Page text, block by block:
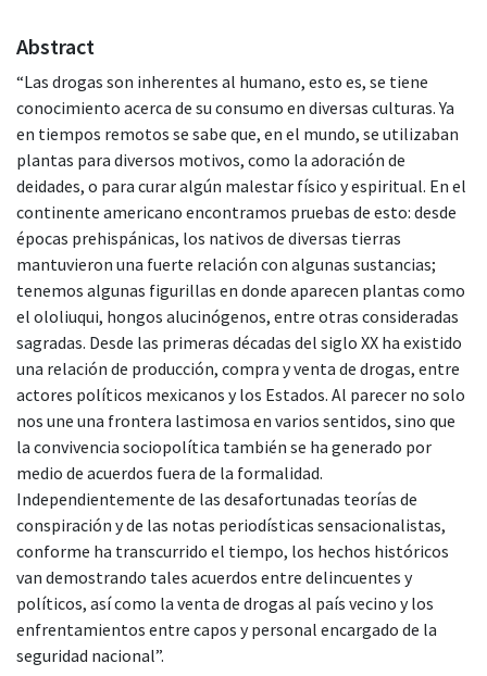
Abstract
“Las drogas son inherentes al humano, esto es, se tiene
conocimiento acerca de su consumo en diversas culturas. Ya
en tiempos remotos se sabe que, en el mundo, se utilizaban
plantas para diversos motivos, como la adoración de
deidades, o para curar algún malestar físico y espiritual. En el
continente americano encontramos pruebas de esto: desde
épocas prehispánicas, los nativos de diversas tierras
mantuvieron una fuerte relación con algunas sustancias;
tenemos algunas figurillas en donde aparecen plantas como
el ololiuqui, hongos alucinógenos, entre otras consideradas
sagradas. Desde las primeras décadas del siglo XX ha existido
una relación de producción, compra y venta de drogas, entre
actores políticos mexicanos y los Estados. Al parecer no solo
nos une una frontera lastimosa en varios sentidos, sino que
la convivencia sociopolítica también se ha generado por
medio de acuerdos fuera de la formalidad.
Independientemente de las desafortunadas teorías de
conspiración y de las notas periodísticas sensacionalistas,
conforme ha transcurrido el tiempo, los hechos históricos
van demostrando tales acuerdos entre delincuentes y
políticos, así como la venta de drogas al país vecino y los
enfrentamientos entre capos y personal encargado de la
seguridad nacional”.